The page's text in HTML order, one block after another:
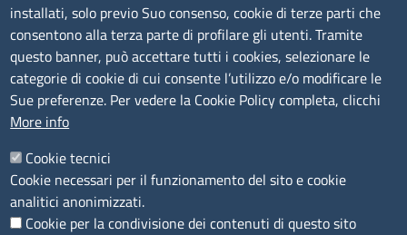
Albo Online
Amministrazione trasparente
Bandi e concorsi
Segnalazioni Whistleblowing
Accessibilità
IBAN e pagamenti informatici
Informative privacy e cookie
Verifiche PA
Attuazione misure PNRR
installati, solo previo Suo consenso, cookie di terze parti che
consentono alla terza parte di profilare gli utenti. Tramite
questo banner, può accettare tutti i cookies, selezionare le
categorie di cookie di cui consente l’utilizzo e/o modificare le
Sue preferenze. Per vedere la Cookie Policy completa, clicchi
More info
Cookie tecnici
Cookie necessari per il funzionamento del sito e cookie
analitici anonimizzati.
Cookie per la condivisione dei contenuti di questo sito